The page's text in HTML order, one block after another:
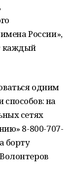
России»,
каждый
одним
на
сетях
8-800-707-
борту